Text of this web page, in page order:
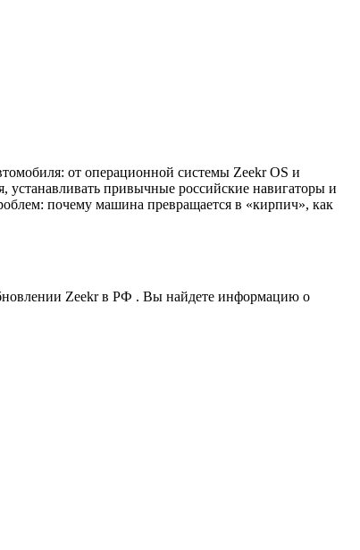
от операционной системы Zeekr OS и
устанавливать привычные российские навигаторы и
почему машина превращается в «кирпич», как
Zeekr в РФ . Вы найдете информацию о